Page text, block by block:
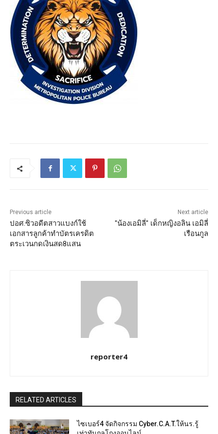
Previous article
ปอศ.ซิวอดีตสาวแบงก์ใช้
เอกสารลูกค้าทำบัตรเครดิต
ตระเวนกดเงินสด8แสน
Next article
"น้องเอมิลี่" เด็กหญิงอลิน เอมิลี่
เรือนกูล
reporter4
RELATED ARTICLES
ไซเบอร์4 จัดกิจกรรม Cyber.C.A.T.ให้นร.รู้